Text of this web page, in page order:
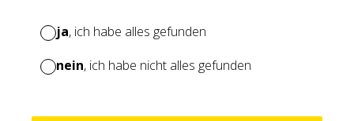
ja, ich habe alles gefunden
nein, ich habe nicht alles gefunden